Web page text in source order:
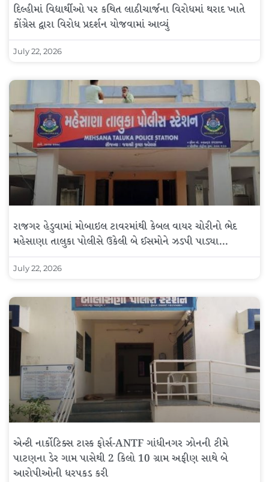
દિલ્હીમાં વિદ્યાર્થીઓ પર કથિત લાઠીચાર્જના વિરોધમાં થરાદ ખાતે
કોંગ્રેસ દ્વારા વિરોધ પ્રદર્શન યોજવામાં આવ્યું
July 22, 2026
રાજગર હેડુવામાં મોબાઇલ ટાવરમાંથી કેબલ વાયર ચોરીનો ભેદ
મહેસાણા તાલુકા પોલીસે ઉકેલી બે ઈસમોને ઝડપી પાડ્યા…
July 22, 2026
એન્ટી નાર્કોટિક્સ ટાસ્ક ફોર્સ-ANTF ગાંધીનગર ઝોનની ટીમે
પાટણના ડેર ગામ પાસેથી 2 કિલો 10 ગ્રામ અફીણ સાથે બે
આરોપીઓની ધરપકડ કરી